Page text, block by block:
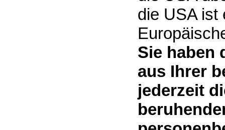
die USA ist
Sie haben
aus Ihrer
jederzeit